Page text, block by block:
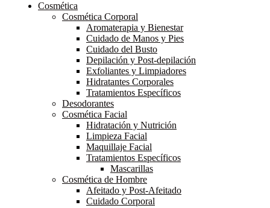
Cosmética
Cosmética Corporal
Aromaterapia y Bienestar
Cuidado de Manos y Pies
Cuidado del Busto
Depilación y Post-depilación
Exfoliantes y Limpiadores
Hidratantes Corporales
Tratamientos Específicos
Desodorantes
Cosmética Facial
Hidratación y Nutrición
Limpieza Facial
Maquillaje Facial
Tratamientos Específicos
Mascarillas
Cosmética de Hombre
Afeitado y Post-Afeitado
Cuidado Corporal